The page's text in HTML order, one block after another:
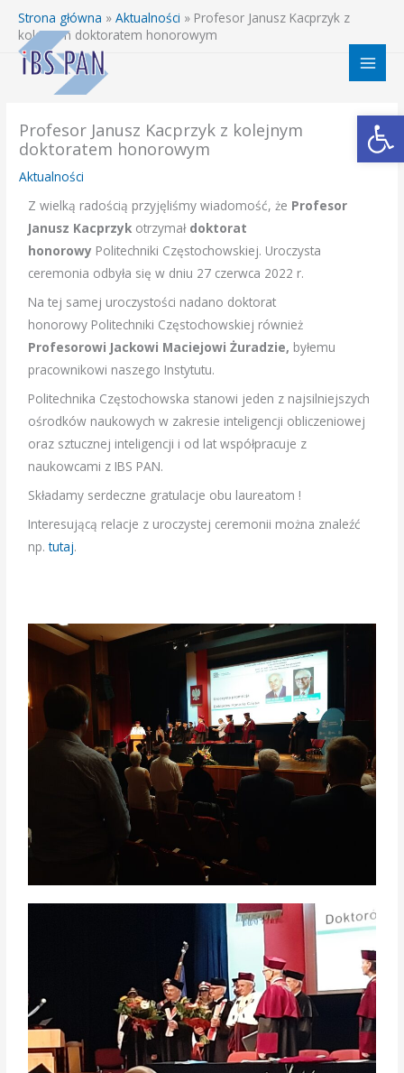
Przejdź
treści
Strona główna » Aktualności » Profesor Janusz Kacprzyk z
kolejnym doktoratem honorowym
Profesor Janusz Kacprzyk z kolejnym
doktoratem honorowym
Aktualności
Z wielką radością przyjęliśmy wiadomość, że Profesor
Janusz Kacprzyk otrzymał doktorat
honorowy Politechniki Częstochowskiej. Uroczysta
ceremonia odbyła się w dniu 27 czerwca 2022 r.
Na tej samej uroczystości nadano doktorat
honorowy Politechniki Częstochowskiej również
Profesorowi Jackowi Maciejowi Żuradzie, byłemu
pracownikowi naszego Instytutu.
Politechnika Częstochowska stanowi jeden z najsilniejszych
ośrodków naukowych w zakresie inteligencji obliczeniowej
oraz sztucznej inteligencji i od lat współpracuje z
naukowcami z IBS PAN.
Składamy serdeczne gratulacje obu laureatom !
Interesującą relacje z uroczystej ceremonii można znaleźć
np.tutaj.